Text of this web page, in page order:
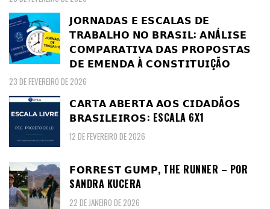
𝗝𝗢𝗥𝗡𝗔𝗗𝗔𝗦 𝗘 𝗘𝗦𝗖𝗔𝗟𝗔𝗦 𝗗𝗘
𝗧𝗥𝗔𝗕𝗔𝗟𝗛𝗢 𝗡𝗢 𝗕𝗥𝗔𝗦𝗜𝗟: 𝗔𝗡Á𝗟𝗜𝗦𝗘
𝗖𝗢𝗠𝗣𝗔𝗥𝗔𝗧𝗜𝗩𝗔 𝗗𝗔𝗦 𝗣𝗥𝗢𝗣𝗢𝗦𝗧𝗔𝗦
𝗗𝗘 𝗘𝗠𝗘𝗡𝗗𝗔 À 𝗖𝗢𝗡𝗦𝗧𝗜𝗧𝗨𝗜ÇÃ𝗢
23 DE FEVEREIRO DE 2026
𝗖𝗔𝗥𝗧𝗔 𝗔𝗕𝗘𝗥𝗧𝗔 𝗔𝗢𝗦 𝗖𝗜𝗗𝗔𝗗Ã𝗢𝗦
𝗕𝗥𝗔𝗦𝗜𝗟𝗘𝗜𝗥𝗢𝗦: ESCALA 6X1
12 DE FEVEREIRO DE 2026
𝗙𝗢𝗥𝗥𝗘𝗦𝗧 𝗚𝗨𝗠𝗣, THE RUNNER – POR
SANDRA KUCERA
22 DE JANEIRO DE 2026